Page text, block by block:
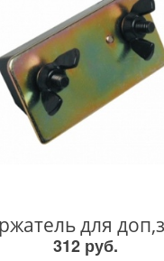
312 руб.